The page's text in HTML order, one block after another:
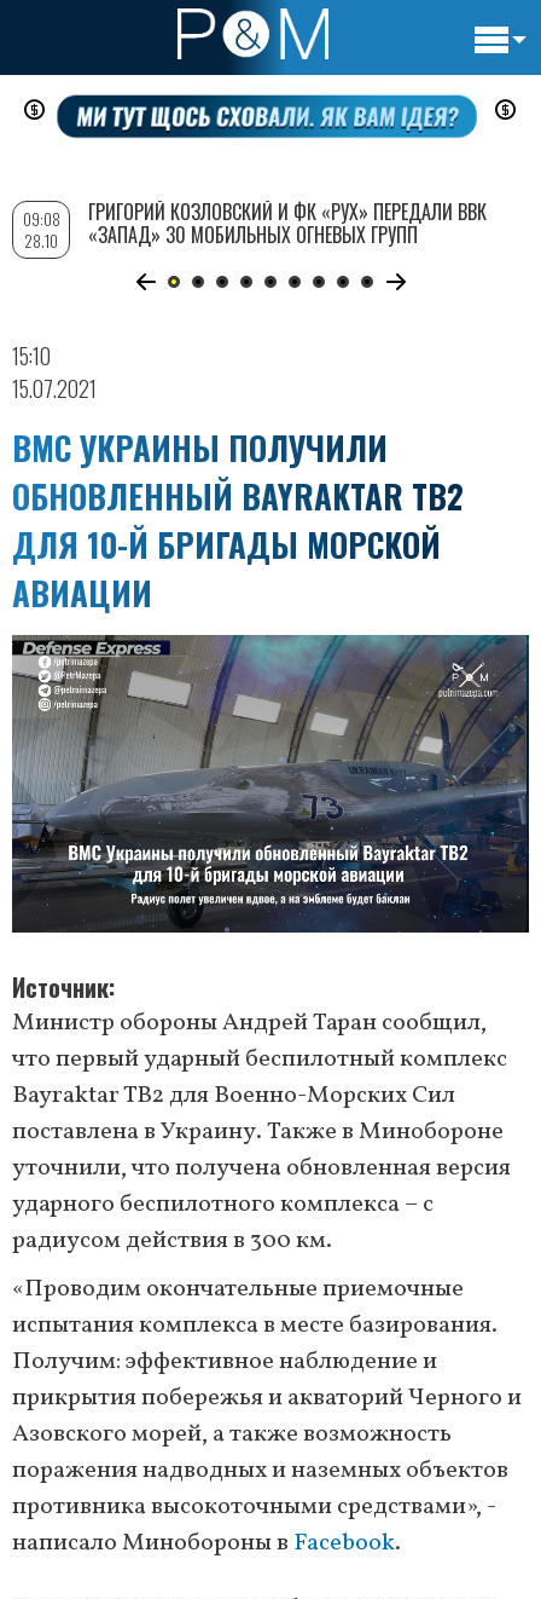
Перейти
содержанию
15:10
15.07.2021
ВМС УКРАИНЫ ПОЛУЧИЛИ
ОБНОВЛЕННЫЙ BAYRAKTAR TB2
ДЛЯ 10-Й БРИГАДЫ МОРСКОЙ
АВИАЦИИ
Источник
Министр обороны Андрей Таран сообщил,
что первый ударный беспилотный комплекс
Bayraktar TB2 для Военно-Морских Сил
поставлена ​​в Украину. Также в Минобороне
уточнили, что получена обновленная версия
ударного беспилотного комплекса – с
радиусом действия в 300 км.
«Проводим окончательные приемочные
испытания комплекса в месте базирования.
Получим: эффективное наблюдение и
прикрытия побережья и акваторий Черного и
Азовского морей, а также возможность
поражения надводных и наземных объектов
противника высокоточными средствами», -
написало Минобороны в Facebook.
09:08
28.10
ГРИГОРИЙ КОЗЛОВСКИЙ И ФК «РУХ» ПЕРЕДАЛИ ВВК
«ЗАПАД» 30 МОБИЛЬНЫХ ОГНЕВЫХ ГРУПП